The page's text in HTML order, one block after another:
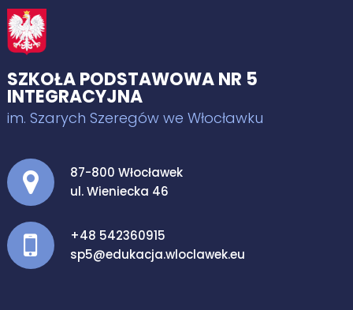
SZKOŁA PODSTAWOWA NR 5
INTEGRACYJNA
im. Szarych Szeregów we Włocławku
Adres pocztowy:
87-800 Włocławek
ul. Wieniecka 46
+48 542360915
sp5@edukacja.wloclawek.eu